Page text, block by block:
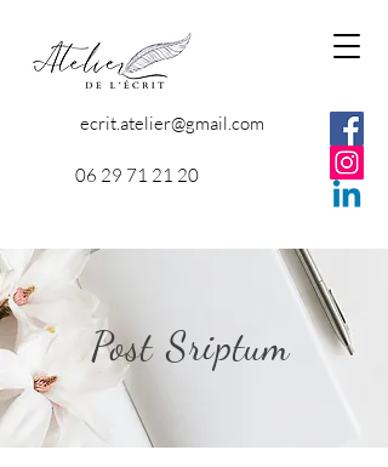
ecrit.atelier@gmail.com
06 29 71 21 20
Post Sriptum